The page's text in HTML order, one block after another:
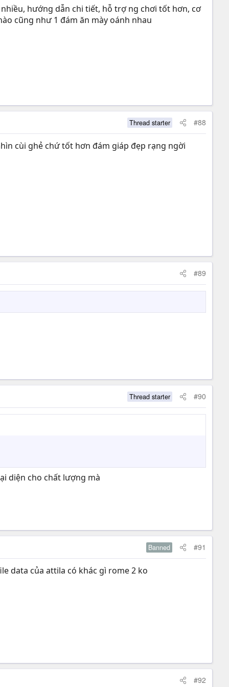
hướng dẫn chi tiết, hỗ trợ ng chơi tốt hơn, cơ
cũng như 1 đám ăn mày oánh nhau
Thread starter #88
cùi ghẻ chứ tốt hơn đám giáp đẹp rạng ngời
#89
Thread starter #90
diện cho chất lượng mà
Banned #91
data của attila có khác gì rome 2 ko
#92